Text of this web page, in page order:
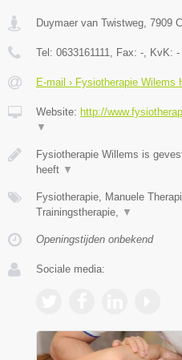
Duymaer van Twistweg 7909
Tel: 0633161111 , Fax: - , KvK: -
E-mail › Fysiotherapie Wilems
Website: http://
▼
Fysiotherapie Willems is
heeft ▼
Fysiotherapie, Manuele
Trainingstherapie,
▼
Openingstijden onbekend
Sociale media: